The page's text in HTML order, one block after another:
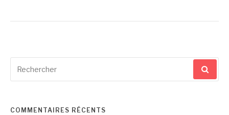
pour
COMMENTAIRES RÉCENTS